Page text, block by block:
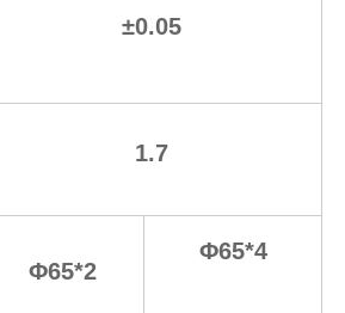
±0.05
1.7
Φ65*2
Φ65*4